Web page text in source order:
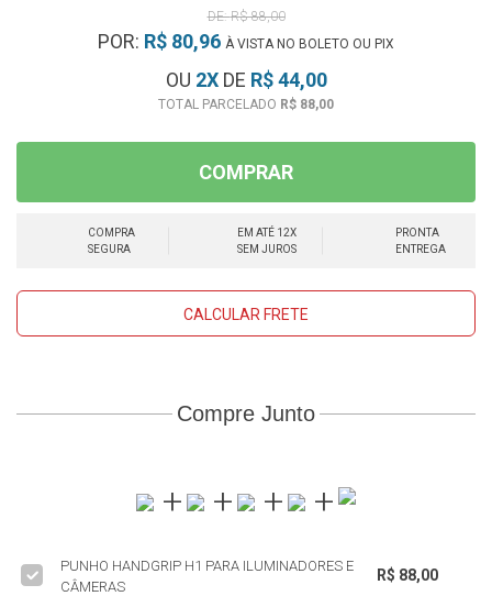
R$ 88,00
POR: R$ 80,96 À VISTA NO BOLETO OU PIX
OU 2XDE R$ 44,00
R$ 88,00
COMPRAR
COMPRA
SEGURA
EM ATÉ 12X
SEM JUROS
PRONTA
ENTREGA
CALCULAR FRETE
Compre Junto
PUNHO HANDGRIP H1 PARA ILUMINADORES E
CÂMERAS
R$ 88,00